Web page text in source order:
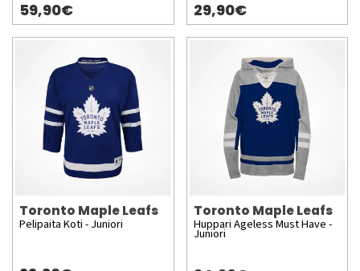
59,90€ 29,90€
Toronto Maple Leafs
Pelipaita Koti - Juniori
Toronto Maple Leafs
Huppari Ageless Must Have -
Juniori